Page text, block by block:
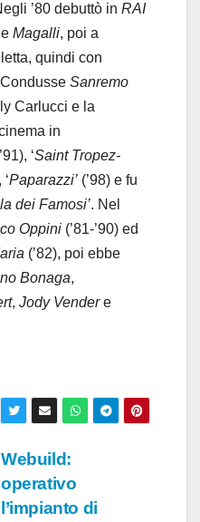
’80 debuttò in RAI
e Magalli, poi a
quindi con
Sanremo
Carlucci e la
in
‘Saint Tropez-
Paparazzi’ (’98) e fu
dei Famosi’. Nel
Oppini (’81-’90) ed
(’82), poi ebbe
Bonaga,
, Jody Vendere
Webuild:
operativo
l’impianto di